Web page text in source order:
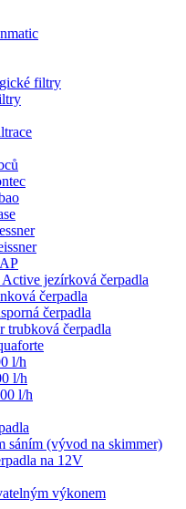
filtry
jezírková čerpadla
čerpadla
čerpadla
trubková čerpadla
l/h
l/h
l/h
sáním (vývod na skimmer)
na 12V
výkonem